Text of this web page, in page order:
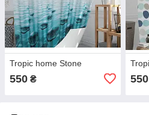
Tropic home Stone
550 ₴ 550